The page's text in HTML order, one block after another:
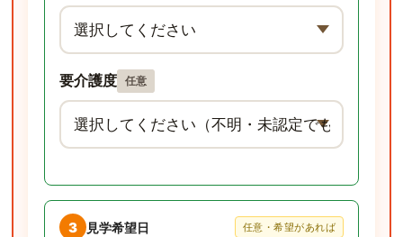
要介護度 任意
3 見学希望日 任意・希望があれば